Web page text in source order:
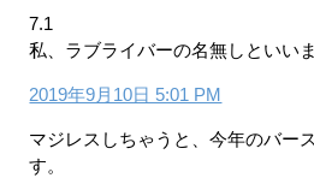
7.1
私、ラブライバーの名無しといい
2019年9月10日 5:01 PM
マジレスしちゃうと、今年のバー
す。